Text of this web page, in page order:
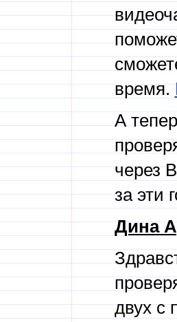
время.
А
через
за эти
Дина
двух с